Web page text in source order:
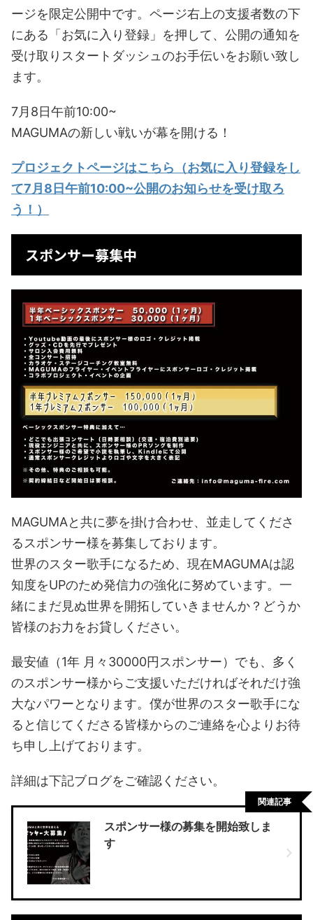
ージを限定公開中です。ページ右上の支援者数の下
にある「お気に入り登録」を押して、公開の通知を
受け取りスタートダッシュのお手伝いをお願い致し
ます。
7月8日午前10:00~
MAGUMAの新しい戦いが幕を開ける！
プロジェクトページはこちら（お気に入り登録をし
て7月8日午前10:00~公開のお知らせを受け取ろ
う！）
スポンサー募集中
MAGUMAと共に夢を掛け合わせ、並走してくださ
るスポンサー様を募集しております。
世界のスター歌手になるため、現在MAGUMAは認
知度をUPのため発信力の強化に努めています。一
緒にまだ見ぬ世界を開拓していきませんか？どうか
皆様のお力をお貸しください。
最安値（1年 月々30000円スポンサー）でも、多く
のスポンサー様からご支援いただければそれだけ強
大なパワーとなります。僕が世界のスター歌手にな
ると信じてくださる皆様からのご連絡を心よりお待
ち申し上げております。
詳細は下記ブログをご確認ください。
スポンサー様の募集を開始致しま
す
関連記事